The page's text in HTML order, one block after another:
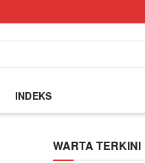
INDEKS
WARTA TERKINI